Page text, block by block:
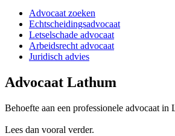
Advocaat zoeken
Echtscheidingsadvocaat
Letselschade advocaat
Arbeidsrecht advocaat
Juridisch advies
Advocaat Lathum
Behoefte aan een professionele advocaat in
Lees dan vooral verder.